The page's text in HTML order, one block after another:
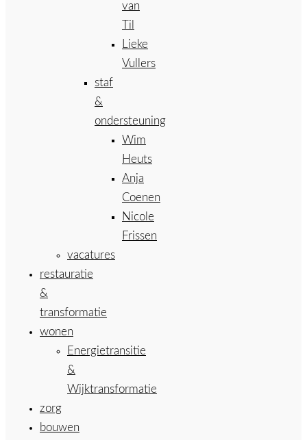
van
Til
Lieke
Vullers
staf
&
ondersteuning
Wim
Heuts
Anja
Coenen
Nicole
Frissen
vacatures
restauratie
&
transformatie
wonen
Energietransitie
&
Wijktransformatie
zorg
bouwen